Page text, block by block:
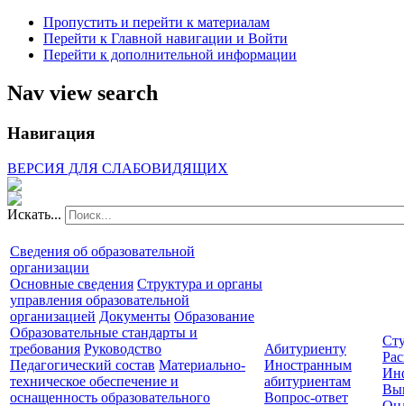
Пропустить и перейти к материалам
Перейти к Главной навигации и Войти
Перейти к дополнительной информации
Nav view search
Навигация
ВЕРСИЯ ДЛЯ СЛАБОВИДЯЩИХ
Искать...
Сведения об образовательной
организации
Основные сведения Структура и органы
управления образовательной
организацией Документы Образование
Образовательные стандарты и
требования Руководство
Педагогический состав Материально-
техническое обеспечение и
оснащенность образовательного
Абитуриенту
Иностранным
абитуриентам
Вопрос-ответ